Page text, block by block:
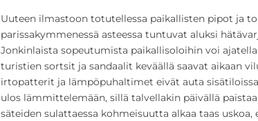
Uuteen ilmastoon totutellessa paikallisten pipot ja
parissakymmenessä asteessa tuntuvat aluksi
Jonkinlaista sopeutumista paikallisoloihin voi
turistien sortsit ja sandaalit keväällä saavat aikaan
irtopatterit ja lämpöpuhaltimet eivät auta
ulos lämmittelemään, sillä talvellakin päivällä
säteiden sulattaessa kohmeisuutta alkaa taas